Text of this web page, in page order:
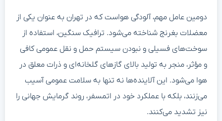
دومین عامل مهم، آلودگی هواست که در تهران به عنوان یکی از
معضلات بغرنج شناخته می‌شود. ترافیک سنگین، استفاده از
سوخت‌های فسیلی و نبودن سیستم حمل و نقل عمومی کافی
و مؤثر، منجر به تولید بالای گازهای گلخانه‌ای و ذرات معلق در
هوا می‌شود. این آلاینده‌ها نه تنها به سلامت عمومی آسیب
می‌زنند، بلکه با عملکرد خود در اتمسفر، روند گرمایش جهانی را
نیز تشدید می‌کنند.